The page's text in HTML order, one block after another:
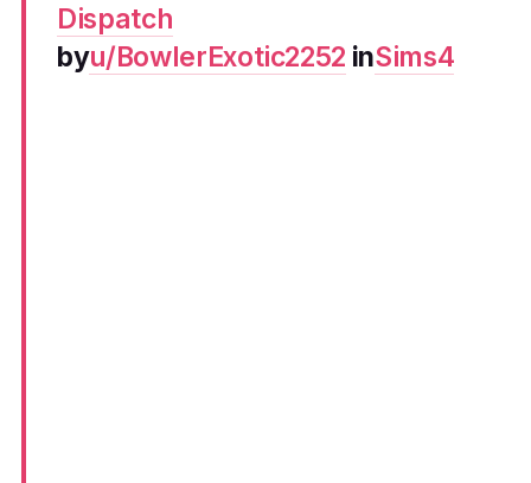
Dispatch
byu/BowlerExotic2252 inSims4